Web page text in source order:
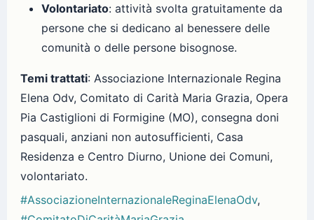
Volontariato: attività svolta gratuitamente da
persone che si dedicano al benessere delle
comunità o delle persone bisognose.
Temi trattati: Associazione Internazionale Regina
Elena Odv, Comitato di Carità Maria Grazia, Opera
Pia Castiglioni di Formigine (MO), consegna doni
pasquali, anziani non autosufficienti, Casa
Residenza e Centro Diurno, Unione dei Comuni,
volontariato.
#AssociazioneInternazionaleReginaElenaOdv,